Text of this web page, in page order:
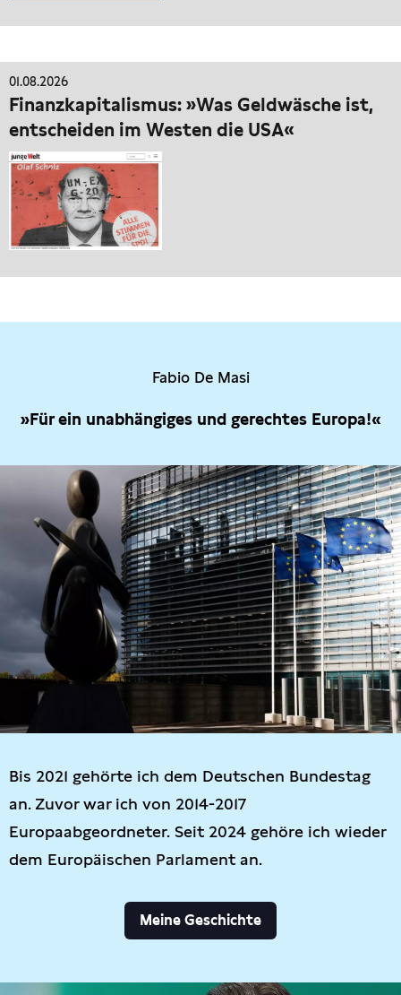
01.08.2026
Finanzkapitalismus: »Was Geldwäsche ist,
entscheiden im Westen die USA«
Fabio De Masi
»Für ein unabhängiges und gerechtes Europa!«
Bis 2021 gehörte ich dem Deutschen Bundestag
an. Zuvor war ich von 2014-2017
Europaabgeordneter. Seit 2024 gehöre ich wieder
dem Europäischen Parlament an.
Meine Geschichte